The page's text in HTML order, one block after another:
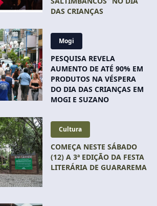
DAS CRIANÇAS
Mogi
PESQUISA REVELA
AUMENTO DE ATÉ 90% EM
PRODUTOS NA VÉSPERA
DO DIA DAS CRIANÇAS EM
MOGI E SUZANO
Cultura
COMEÇA NESTE SÁBADO
(12) A 3ª EDIÇÃO DA FESTA
LITERÁRIA DE GUARAREMA